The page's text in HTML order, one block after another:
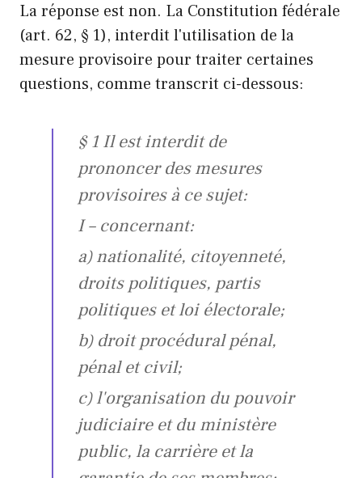
La réponse est non. La Constitution fédérale
(art. 62, § 1), interdit l'utilisation de la
mesure provisoire pour traiter certaines
questions, comme transcrit ci-dessous:
§ 1 Il est interdit de
prononcer des mesures
provisoires à ce sujet:
I – concernant:
a) nationalité, citoyenneté,
droits politiques, partis
politiques et loi électorale;
b) droit procédural pénal,
pénal et civil;
c) l'organisation du pouvoir
judiciaire et du ministère
public, la carrière et la